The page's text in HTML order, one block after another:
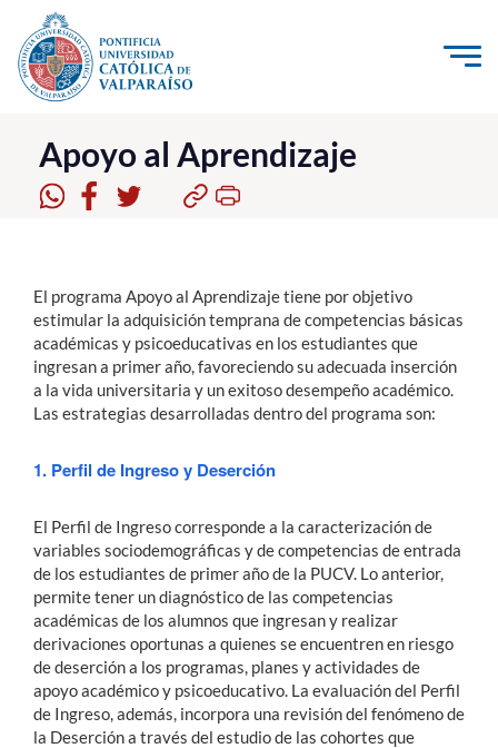
Click acá para ir directamente al contenido
La Universidad
Investigación, Creación e Innovación
Admisión
Pregrado
Formación Continua
Estudiantes
Académicos
Funcionarios
Alumni
Apoyo al Aprendizaje
El programa Apoyo al Aprendizaje tiene por objetivo
estimular la adquisición temprana de competencias básicas
académicas y psicoeducativas en los estudiantes que
ingresan a primer año, favoreciendo su adecuada inserción
a la vida universitaria y un exitoso desempeño académico.
Las estrategias desarrolladas dentro del programa son:
1. Perfil de Ingreso y Deserción
El Perfil de Ingreso corresponde a la caracterización de
variables sociodemográficas y de competencias de entrada
de los estudiantes de primer año de la PUCV. Lo anterior,
permite tener un diagnóstico de las competencias
académicas de los alumnos que ingresan y realizar
derivaciones oportunas a quienes se encuentren en riesgo
de deserción a los programas, planes y actividades de
apoyo académico y psicoeducativo. La evaluación del Perfil
de Ingreso, además, incorpora una revisión del fenómeno de
la Deserción a través del estudio de las cohortes que